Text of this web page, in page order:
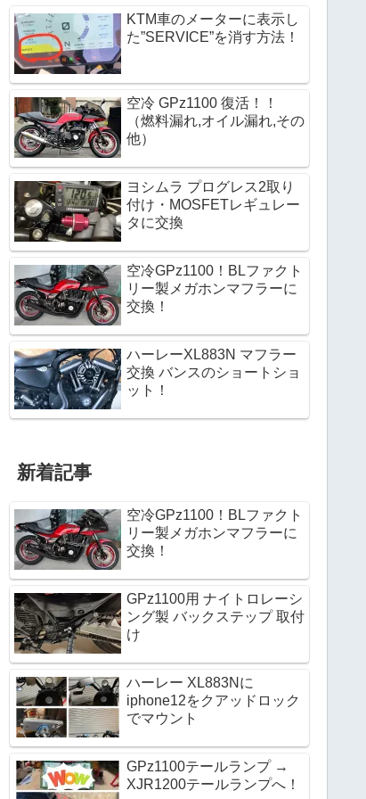
KTM車のメーターに表示し
た”SERVICE”を消す方法！
空冷 GPz1100 復活！！
（燃料漏れ,オイル漏れ,その
他）
ヨシムラ プログレス2取り
付け・MOSFETレギュレー
タに交換 
空冷GPz1100！BLファクト
リー製メガホンマフラーに
交換！
ハーレーXL883N マフラー
交換 バンスのショートショ
ット！
新着記事
空冷GPz1100！BLファクト
リー製メガホンマフラーに
交換！
GPz1100用 ナイトロレーシ
ング製 バックステップ 取付
け
ハーレー XL883Nに
iphone12をクアッドロック
でマウント
GPz1100テールランプ →
XJR1200テールランプへ！